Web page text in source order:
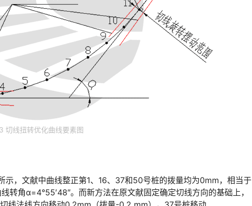
切线扭转优化曲线要素图
示，文献中曲线整正第1、16、37和50号桩的拨量均为0mm，相当于
转角α=4°55′48″。而新方法在原文献固定确定切线方向的基础上，